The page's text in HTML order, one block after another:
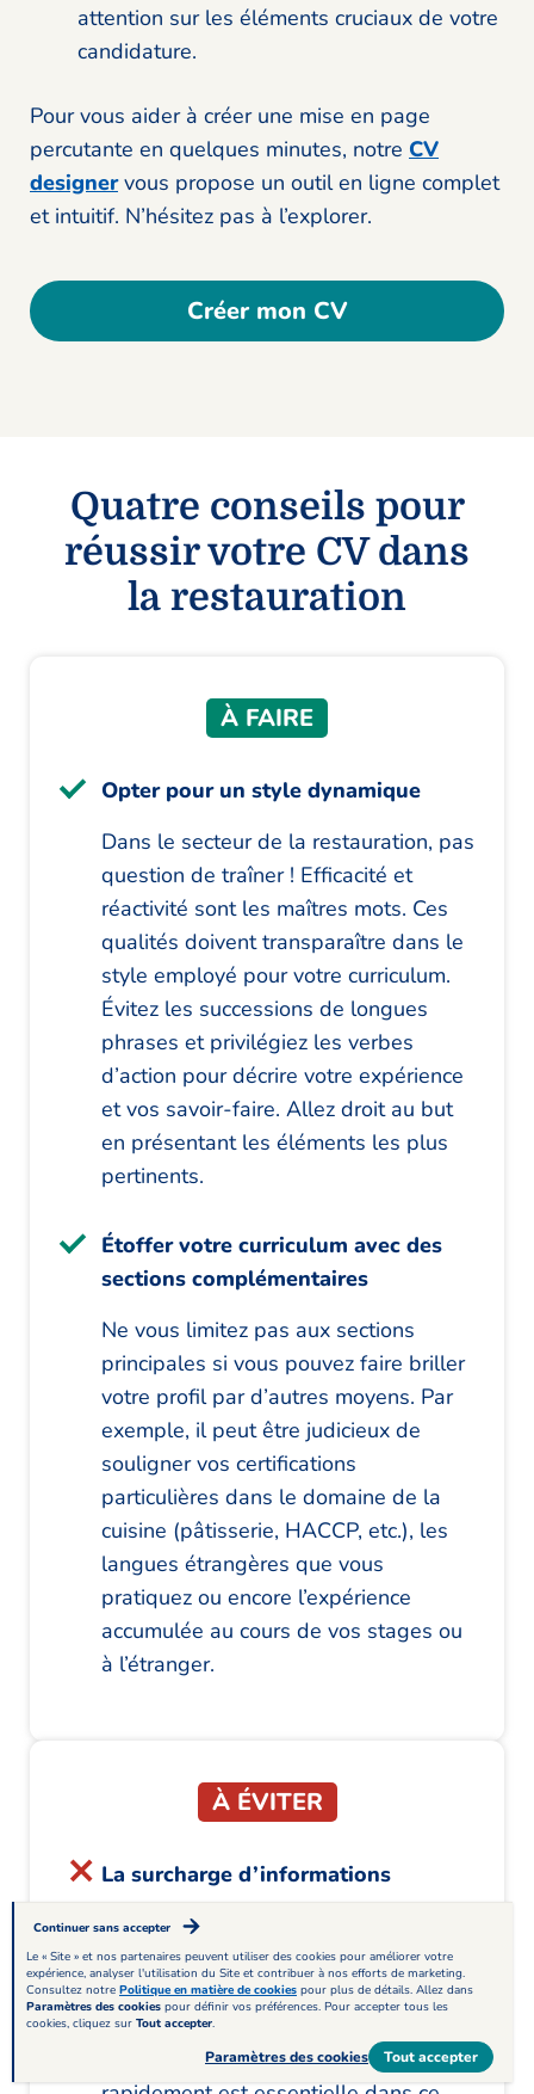
attention sur les éléments cruciaux de votre
candidature.
Pour vous aider à créer une mise en page
percutante en quelques minutes, notre CV
designervous propose un outil en ligne complet
et intuitif. N’hésitez pas à l’explorer.
Créer mon CV
Quatre conseils pour
réussir votre CV dans
la restauration
À FAIRE
Opter pour un style dynamique
Dans le secteur de la restauration, pas
question de traîner ! Efficacité et
réactivité sont les maîtres mots. Ces
qualités doivent transparaître dans le
style employé pour votre curriculum.
Évitez les successions de longues
phrases et privilégiez les verbes
d’action pour décrire votre expérience
et vos savoir-faire. Allez droit au but
en présentant les éléments les plus
pertinents.
Étoffer votre curriculum avec des
sections complémentaires
Ne vous limitez pas aux sections
principales si vous pouvez faire briller
votre profil par d’autres moyens. Par
exemple, il peut être judicieux de
souligner vos certifications
particulières dans le domaine de la
cuisine (pâtisserie, HACCP, etc.), les
langues étrangères que vous
pratiquez ou encore l’expérience
accumulée au cours de vos stages ou
à l’étranger.
À ÉVITER
La surcharge d’informations
Trop de candidat·e·s font l’erreur de
retracer leur parcours en intégralité
dans leur CV pour la restauration.
C’est oublier que la capacité à
communiquer clairement et
Continuer sans accepter
Le « Site » et nos partenaires peuvent utiliser des cookies pour améliorer votre
expérience, analyser l'utilisation du Site et contribuer à nos efforts de marketing.
Consultez notre Politique en matière de cookies pour plus de détails. Allez dans
Paramètres des cookies pour définir vos préférences. Pour accepter tous les
cookies, cliquez sur Tout accepter.
Tout accepter
Paramètres des cookies